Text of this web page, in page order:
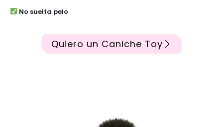
No suelta pelo
Quiero un Caniche Toy